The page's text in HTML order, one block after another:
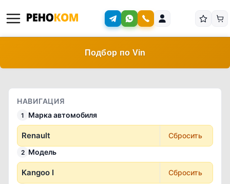
Подбор по Vin
НАВИГАЦИЯ
1 Марка автомобиля
Renault Сбросить
2 Модель
Kangoo I Сбросить